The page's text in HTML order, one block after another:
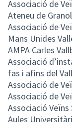
Associació de
Ateneu de
Associació de
Mans Unides
AMPA Carles
Associació
fas i afins del
Associació de
Associació de
Associació
Aules